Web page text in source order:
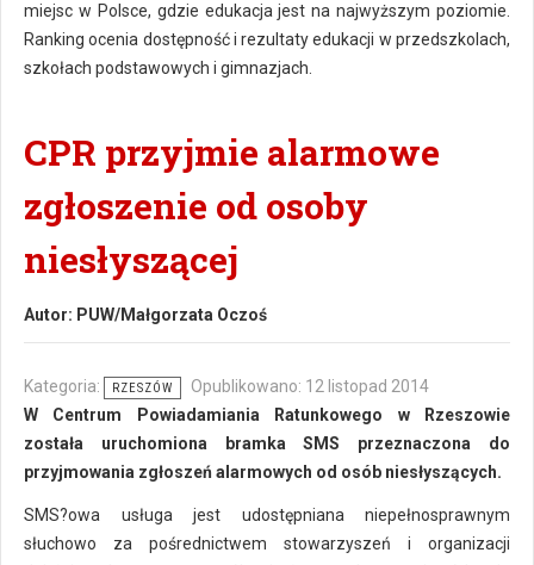
miejsc w Polsce, gdzie edukacja jest na najwyższym poziomie.
Ranking ocenia dostępność i rezultaty edukacji w przedszkolach,
szkołach podstawowych i gimnazjach.
CPR przyjmie alarmowe
zgłoszenie od osoby
niesłyszącej
Autor: PUW/Małgorzata Oczoś
Kategoria: RZESZÓW
Opublikowano: 12 listopad 2014
W Centrum Powiadamiania Ratunkowego w Rzeszowie
została uruchomiona bramka SMS przeznaczona do
przyjmowania zgłoszeń alarmowych od osób niesłyszących.
SMS?owa usługa jest udostępniana niepełnosprawnym
słuchowo za pośrednictwem stowarzyszeń i organizacji